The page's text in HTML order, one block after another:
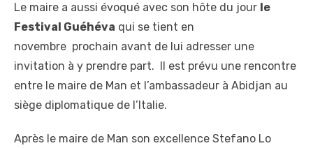
Le maire a aussi évoqué avec son hôte du jour le
Festival Guéhéva qui se tient en
novembre prochain avant de lui adresser une
invitation à y prendre part. Il est prévu une rencontre
entre le maire de Man et l’ambassadeur à Abidjan au
siège diplomatique de l’Italie.
Après le maire de Man son excellence Stefano Lo